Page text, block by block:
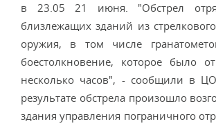
в 23.05 21 июня. "Обстрел
близлежащих зданий из
оружия, в том числе
боестолкновение, которое было
несколько часов", - сообщили в
результате обстрела произошло
здания управления пограничного